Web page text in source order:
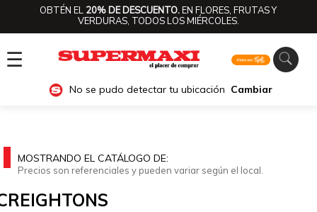
OBTÉN EL 20% DE DESCUENTO.EN FLORES, FRUTAS Y
VERDURAS, TODOS LOS MIÉRCOLES.
☰
No se pudo detectar tu ubicación Cambiar
MOSTRANDO EL CATÁLOGO DE:
Precios son referenciales y pueden variar según el local.